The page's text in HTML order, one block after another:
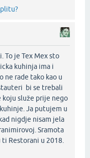
To je Tex Mex sto
kuhinja ima i
ne rade tako kao u
bi se trebali
služe prije nego
Ja putujem u
nigdje nisam jela
Sramota
Restorani u 2018.